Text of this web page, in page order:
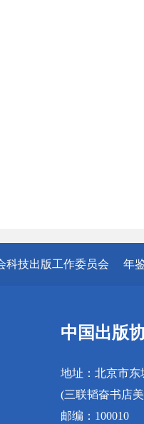
科技出版工作委员会 年
中国出版
地址：北京市东
(三联韬奋书店
邮编：100010